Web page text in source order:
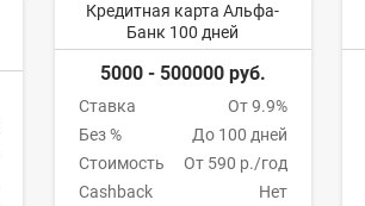
Кредитная карта Альфа-
Банк 100 дней
5000 - 500000 руб.
Ставка
От 9.9%
Без %
До 100 дней
Стоимость
От 590 р./год
Cashback
Нет